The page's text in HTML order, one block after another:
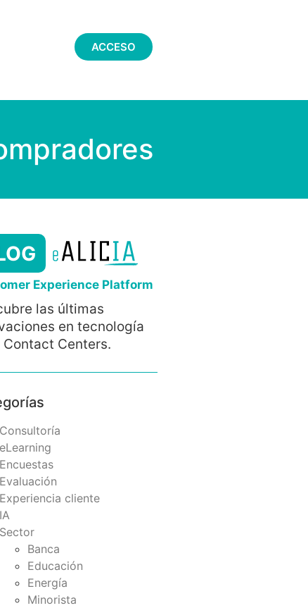
ACCESO
Experience Platform
las últimas
en tecnología
Contact Centers.
Consultoría
eLearning
Encuestas
Evaluación
Experiencia cliente
IA
Sector
Banca
Educación
Energía
Minorista